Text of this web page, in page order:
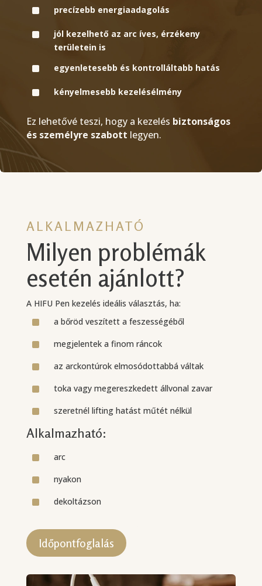
^ precízebb energiaadagolás
^
jól kezelhető az arc íves, érzékeny
területein is
^ egyenletesebb és kontrolláltabb hatás
^ kényelmesebb kezelésélmény
Ez lehetővé teszi, hogy a kezelés biztonságos
és személyre szabott legyen.
ALKALMAZHATÓ
Milyen problémák
esetén ajánlott?
A HIFU Pen kezelés ideális választás, ha:
^ a bőröd veszített a feszességéből
^ megjelentek a finom ráncok
^ az arckontúrok elmosódottabbá váltak
^ toka vagy megereszkedett állvonal zavar
^ szeretnél lifting hatást műtét nélkül
Alkalmazható:
^ arc
^ nyakon
^ dekoltázson
Időpontfoglalás